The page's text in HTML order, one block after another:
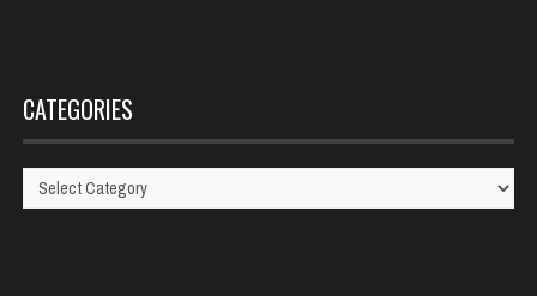
CATEGORIES
Categories